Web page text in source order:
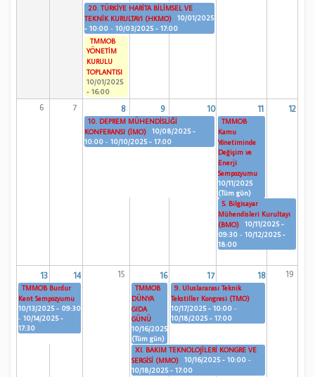
20. TÜRKİYE HARİTA BİLİMSEL VE
TEKNİK KURULTAYI (HKMO)
10/01/2025
- 10:00 -10/03/2025 - 17:00
TMMOB
YÖNETİM
KURULU
TOPLANTISI
10/01/2025
- 16:00
6 7 8 9 10 11 12
10. DEPREM MÜHENDİSLİĞİ
KONFERANSI (İMO)
10/08/2025 -
10:00 -10/10/2025 - 17:00
TMMOB
Kamu
Yönetiminde
Değişim ve
Enerji
Sempozyumu
10/11/2025
(Tüm gün)
5. Bilgisayar
Mühendisleri Kurultayı
(BMO)
10/11/2025 -
09:30 -10/12/2025 -
18:00
13 14 15 16 17 18 19
TMMOB Burdur
Kent Sempozyumu
10/13/2025 - 09:30
-10/14/2025 -
17:30
TMMOB
DÜNYA
GIDA
GÜNÜ
10/16/2025
(Tüm gün)
9. Uluslararası Teknik
Tekstiller Kongresi (TMO)
10/17/2025 - 10:00 -
10/18/2025 - 17:00
XI. BAKIM TEKNOLOJİLERİ KONGRE VE
SERGİSİ (MMO)
10/16/2025 - 10:00 -
10/18/2025 - 17:00